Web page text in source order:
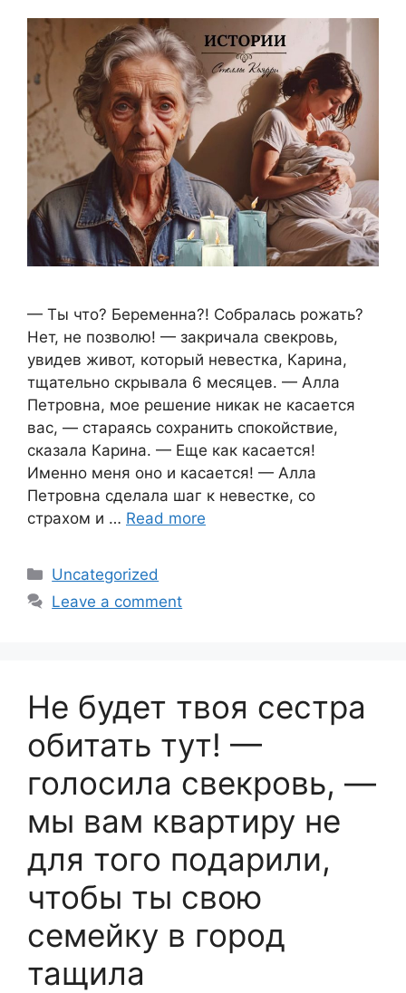
— Ты что? Беременна?! Собралась рожать?
Нет, не позволю! — закричала свекровь,
увидев живот, который невестка, Карина,
тщательно скрывала 6 месяцев. — Алла
Петровна, мое решение никак не касается
вас, — стараясь сохранить спокойствие,
сказала Карина. — Еще как касается!
Именно меня оно и касается! — Алла
Петровна сделала шаг к невестке, со
страхом и … Read more
Categories
Uncategorized
Leave a comment
Не будет твоя сестра
обитать тут! —
голосила свекровь, —
мы вам квартиру не
для того подарили,
чтобы ты свою
семейку в город
тащила